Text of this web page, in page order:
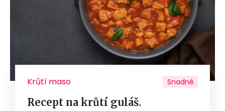
Krůtí maso Snadné
Recept na krůtí guláš.